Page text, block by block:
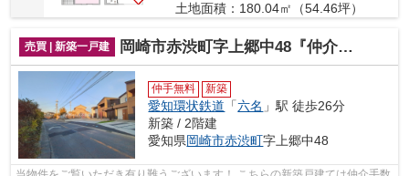
土地面積：180.04㎡（54.46坪）
売買 | 新築一戸建 岡崎市赤渋町字上郷中48『仲介料無料』新築戸建て
仲手無料 新築
愛知環状鉄道 「六名 」駅 徒歩26分
新築 / 2階建
愛知県岡崎市赤渋町字上郷中48